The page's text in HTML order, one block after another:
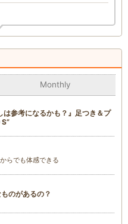
Monthly
参考になるかも？』足つき＆プ
らでも体感できる
のがあるの？